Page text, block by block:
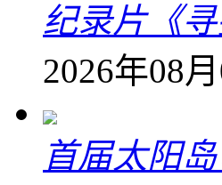
纪录片《
2026年08
首届太阳